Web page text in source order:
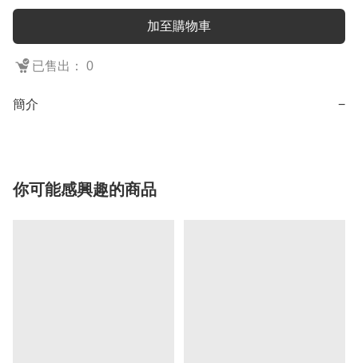
加至購物車
已售出： 0
簡介 −
你可能感興趣的商品